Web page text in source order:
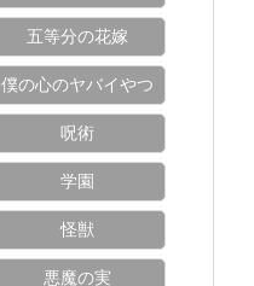
五等分の花嫁
僕の心のヤバイやつ
呪術
学園
怪獣
悪魔の実